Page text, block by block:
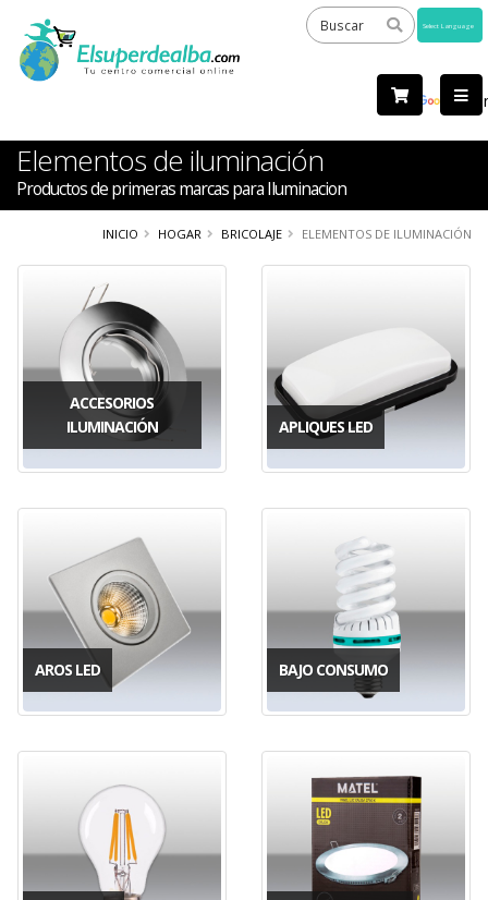
by
Elementos de iluminación
Productos de primeras marcas para Iluminacion
INICIO HOGAR BRICOLAJE ELEMENTOS DE ILUMINACIÓN
ACCESORIOS
ILUMINACIÓN
APLIQUES LED
AROS LED BAJO CONSUMO